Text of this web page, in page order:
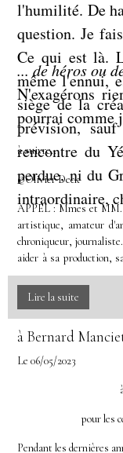
le tapis, mais
comme s'il
régénérer tout
chemin de
cette
reste
salut en
qui révèle
intérieur
c'est en tout
mieux
le trouve dans
que du "Un
comme Une,
nous traverse,
cadences et se
possibles. On
ce principe, et
de me suivre
en idée. Je
astrophysiciens
à même que
prouver ou
sur cette idée,
parfois
l'humilité. De
question. Je
Ce qui est là.
même l'ennui,
siège de la
prévision,
rencontre du
perdue, ni du
intraordinaire,
... de héros ou
N'exagérons
pourrai comme
à suivre...
©Olivier Deck
APPEL : Mmes et
artistique, amateur
chroniqueur,
aider à sa production,
public (exposition,
conférence...) n'hésitez
Lire la suite
à Bernard
Le 06/05/2023
pour les
Pendant les dernières